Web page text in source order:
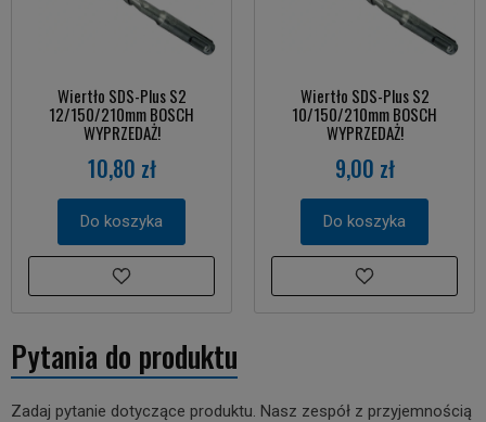
Wiertło SDS-Plus S2
12/150/210mm BOSCH
WYPRZEDAŻ!
10,80 zł
Do koszyka
Wiertło SDS-Plus S2
10/150/210mm BOSCH
WYPRZEDAŻ!
9,00 zł
Do koszyka
Pytania do produktu
Zadaj pytanie dotyczące produktu. Nasz zespół z przyjemnością